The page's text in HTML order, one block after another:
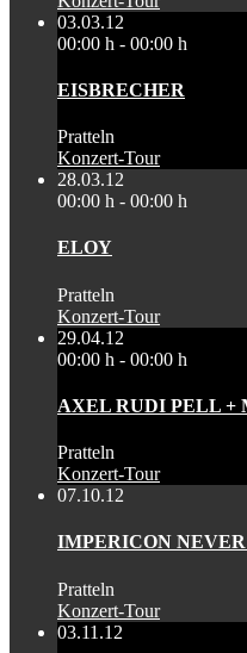
03.03.12
00:00 h - 00:00 h
EISBRECHER
Pratteln
Konzert-Tour
28.03.12
00:00 h - 00:00 h
ELOY
Pratteln
Konzert-Tour
29.04.12
00:00 h - 00:00 h
AXEL RUDI PELL +
Pratteln
Konzert-Tour
07.10.12
IMPERICON
Pratteln
Konzert-Tour
03.11.12